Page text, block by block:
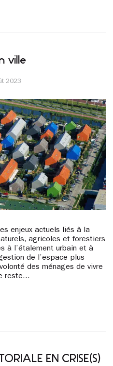
ville
2023
enjeux actuels liés à la
agricoles et forestiers
à l’étalement urbain et à
de l’espace plus
des ménages de vivre
reste...
EN CRISE(S)